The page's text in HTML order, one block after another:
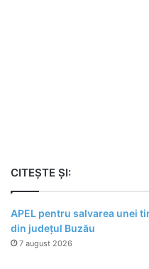
CITEȘTE ȘI:
APEL pentru salvarea unei
din județul Buzău
7 august 2026